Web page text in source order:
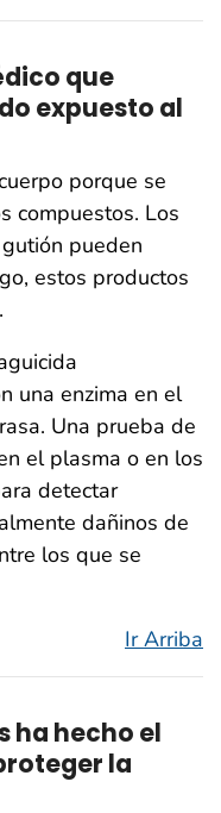
que
expuesto al
porque se
compuestos. Los
pueden
estos productos
una enzima en el
Una prueba de
el plasma o en los
detectar
dañinos de
los que se
Ir Arriba
ha hecho el
la